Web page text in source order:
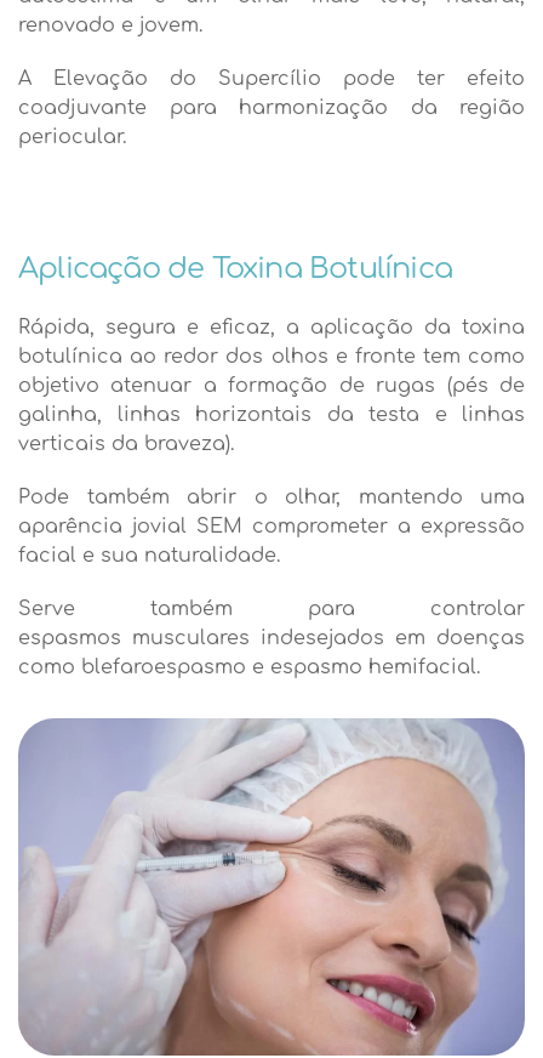
renovado e jovem.
A Elevação do Supercílio pode ter efeito
coadjuvante para harmonização da região
periocular.
Aplicação de Toxina Botulínica
Rápida, segura e eficaz, a aplicação da toxina
botulínica ao redor dos olhos e fronte tem como
objetivo atenuar a formação de rugas (pés de
galinha, linhas horizontais da testa e linhas
verticais da braveza).
Pode também abrir o olhar, mantendo uma
aparência jovial SEM comprometer a expressão
facial e sua naturalidade.
Serve também para controlar
espasmos musculares indesejados em doenças
como blefaroespasmo e espasmo hemifacial.